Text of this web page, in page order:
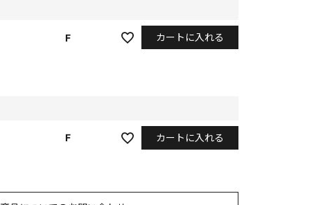
F カートに入れる
F カートに入れる